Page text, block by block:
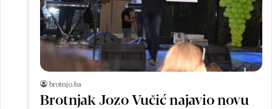
brotnjo.ba
Brotnjak Jozo Vučić najavio novu